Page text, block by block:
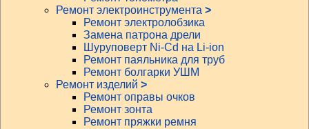
Ремонт электроинструмента >
Ремонт электролобзика
Замена патрона дрели
Шуруповерт Ni-Cd на Li-ion
Ремонт паяльника для труб
Ремонт болгарки УШМ
Ремонт изделий >
Ремонт оправы очков
Ремонт зонта
Ремонт пряжки ремня